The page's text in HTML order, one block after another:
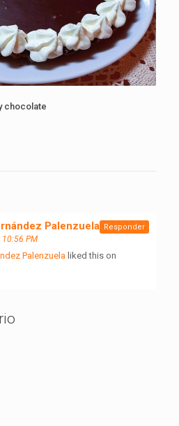
chocolate
Palenzuela dice:
PM
Palenzuela liked this on
Responder